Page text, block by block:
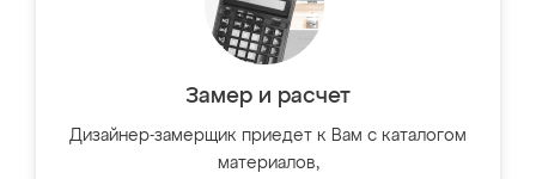
Замер и расчет
Дизайнер-замерщик приедет к Вам с каталогом
материалов,